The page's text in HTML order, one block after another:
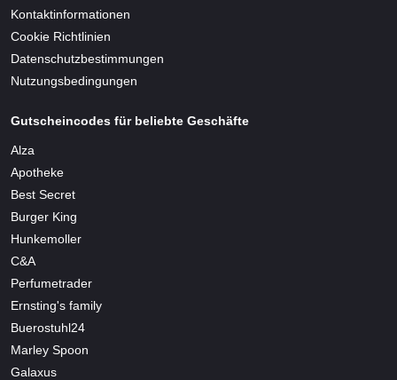
Kontaktinformationen
Cookie Richtlinien
Datenschutzbestimmungen
Nutzungsbedingungen
Gutscheincodes für beliebte Geschäfte
Alza
Apotheke
Best Secret
Burger King
Hunkemoller
C&A
Perfumetrader
Ernsting's family
Buerostuhl24
Marley Spoon
Galaxus